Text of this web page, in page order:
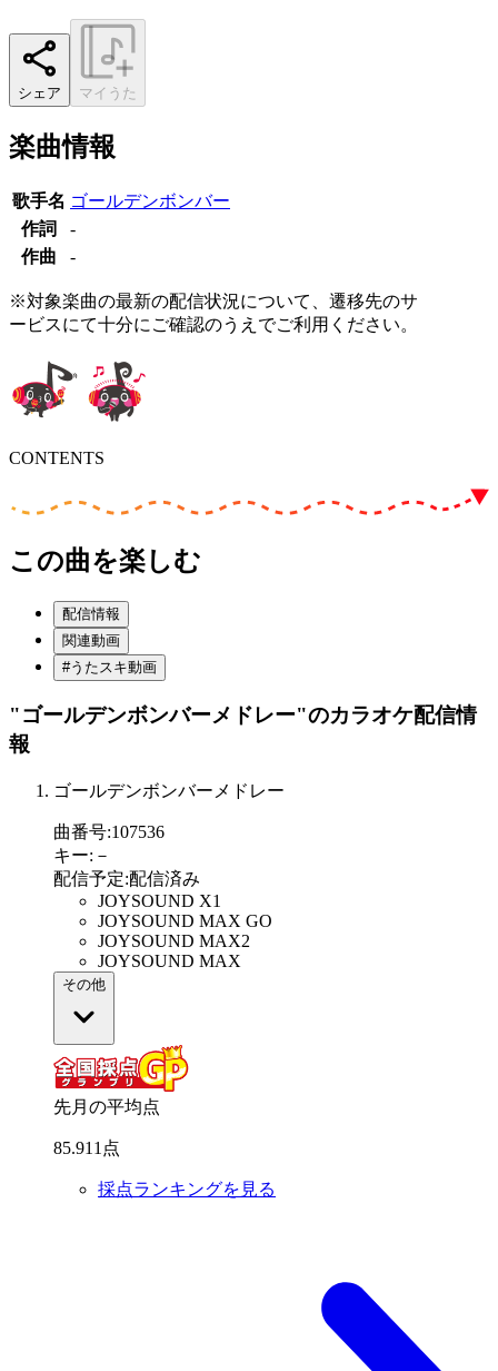
シェア マイうた
楽曲情報
歌手名 ゴールデンボンバー
作詞
-
作曲
-
※対象楽曲の最新の配信状況について、遷移先のサ
ービスにて十分にご確認のうえでご利用ください。
CONTENTS
この曲を楽しむ
配信情報
関連動画
#うたスキ動画
"ゴールデンボンバーメドレー"のカラオケ配信情
報
ゴールデンボンバーメドレー
曲番号:107536
キー: －
配信予定:配信済み
JOYSOUND X1
JOYSOUND MAX GO
JOYSOUND MAX2
JOYSOUND MAX
その他
先月の平均点
85.911 点
採点ランキングを見る